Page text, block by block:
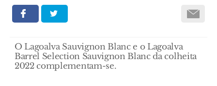
O Lagoalva Sauvignon Blanc e o Lagoalva
Barrel Selection Sauvignon Blanc da colheita
2022 complementam-se.